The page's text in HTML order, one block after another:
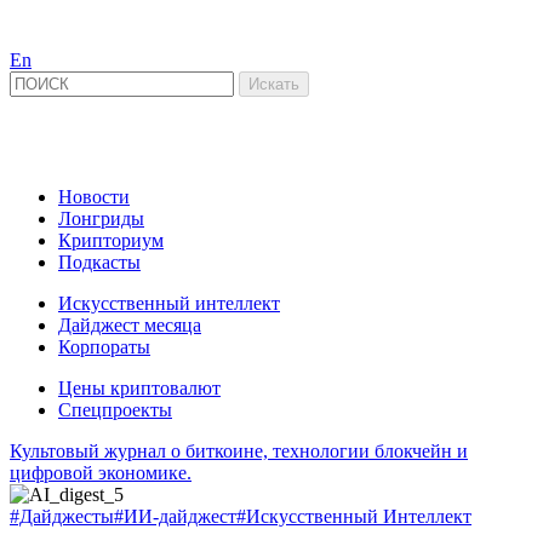
En
Новости
Лонгриды
Крипториум
Подкасты
Искусственный интеллект
Дайджест месяца
Корпораты
Цены криптовалют
Спецпроекты
Культовый журнал о биткоине, технологии блокчейн и
цифровой экономике.
#Дайджесты#ИИ-дайджест#Искусственный Интеллект